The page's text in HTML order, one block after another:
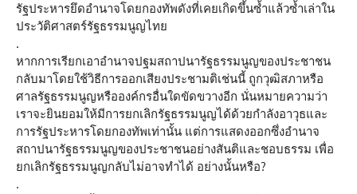
รัฐประหารยึดอำนาจโดยกองทัพดังที่เคยเกิดขึ้นซ้ำแล้วซ้ำเล่าใน
ประวัติศาสตร์รัฐธรรมนูญไทย
.
หากการเรียกเอาอำนาจปฐมสถาปนารัฐธรรมนูญของประชาชน
กลับมาโดยใช้วิธีการออกเสียงประชามติเช่นนี้ ถูกวุฒิสภาหรือ
ศาลรัฐธรรมนูญหรือองค์กรอื่นใดขัดขวางอีก นั่นหมายความว่า
เราจะยินยอมให้มีการยกเลิกรัฐธรรมนูญได้ด้วยกำลังอาวุธและ
การรัฐประหารโดยกองทัพเท่านั้น แต่การแสดงออกซึ่งอำนาจ
สถาปนารัฐธรรมนูญของประชาชนอย่างสันติและชอบธรรม เพื่อ
ยกเลิกรัฐธรรมนูญกลับไม่อาจทำได้ อย่างนั้นหรือ?
.